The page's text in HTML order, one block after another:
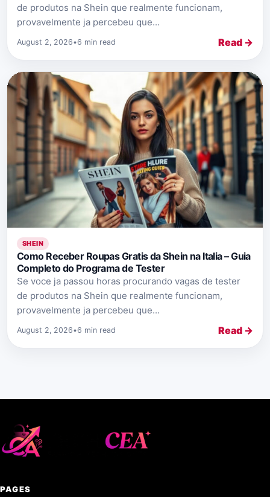
de produtos na Shein que realmente funcionam,
provavelmente ja percebeu que...
August 2, 2026•6 min read Read →
SHEIN
Como Receber Roupas Gratis da Shein na Italia – Guia
Completo do Programa de Tester
Se voce ja passou horas procurando vagas de tester
de produtos na Shein que realmente funcionam,
provavelmente ja percebeu que...
August 2, 2026•6 min read Read →
PAGES